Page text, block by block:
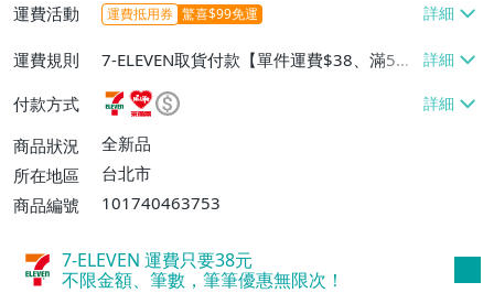
運費活動 運費抵用券 驚喜$99免運
運費規則
7-ELEVEN取貨付款【單件運費$38、滿5件
或消費滿$1298免運費】、7-ELEVEN取貨
不付款【免運費】、萊爾富取貨付款【單件
運費$60、滿5件或消費滿$1298免運
費】、宅配/貨運【單件運費$120、滿5件
付款方式
商品狀況
全新品
所在地區
台北市
商品編號
101740463753
7-ELEVEN 運費只要38元
不限金額、筆數，筆筆優惠無限次！